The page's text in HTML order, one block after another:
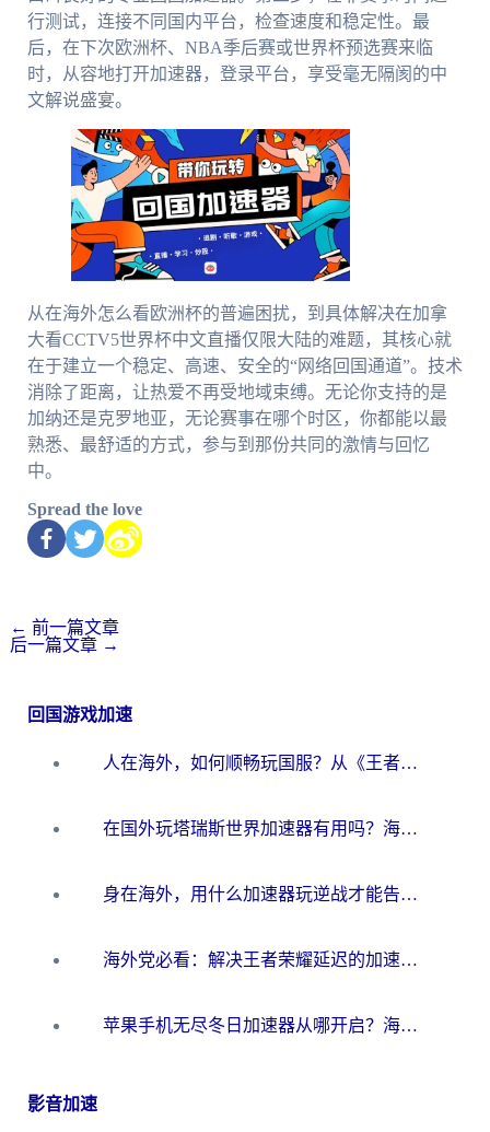
行测试，连接不同国内平台，检查速度和稳定性。最
后，在下次欧洲杯、NBA季后赛或世界杯预选赛来临
时，从容地打开加速器，登录平台，享受毫无隔阂的中
文解说盛宴。
从在海外怎么看欧洲杯的普遍困扰，到具体解决在加拿
大看CCTV5世界杯中文直播仅限大陆的难题，其核心就
在于建立一个稳定、高速、安全的“网络回国通道”。技术
消除了距离，让热爱不再受地域束缚。无论你支持的是
加纳还是克罗地亚，无论赛事在哪个时区，你都能以最
熟悉、最舒适的方式，参与到那份共同的激情与回忆
中。
Spread the love
← 前一篇文章
后一篇文章 →
回国游戏加速
人在海外，如何顺畅玩国服？从《王者荣耀》到《云图计划》的加速器终极指南
在国外玩塔瑞斯世界加速器有用吗？海外玩家亲测后的真实答案
身在海外，用什么加速器玩逆战才能告别延迟？
海外党必看：解决王者荣耀延迟的加速器终极指南——从EVE到猫和老鼠，一个工具全搞定
苹果手机无尽冬日加速器从哪开启？海外玩家的冬日生存指南
影音加速